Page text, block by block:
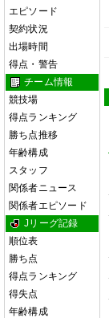
エピソード
契約状況
出場時間
得点・警告
チーム情報
競技場
得点ランキング
勝ち点推移
年齢構成
スタッフ
関係者ニュース
関係者エピソード
Jリーグ記録
順位表
勝ち点
得点ランキング
得失点
年齢構成